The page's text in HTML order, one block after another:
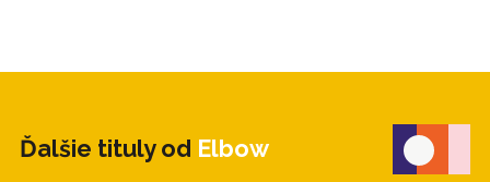
Ďalšie tituly od Elbow